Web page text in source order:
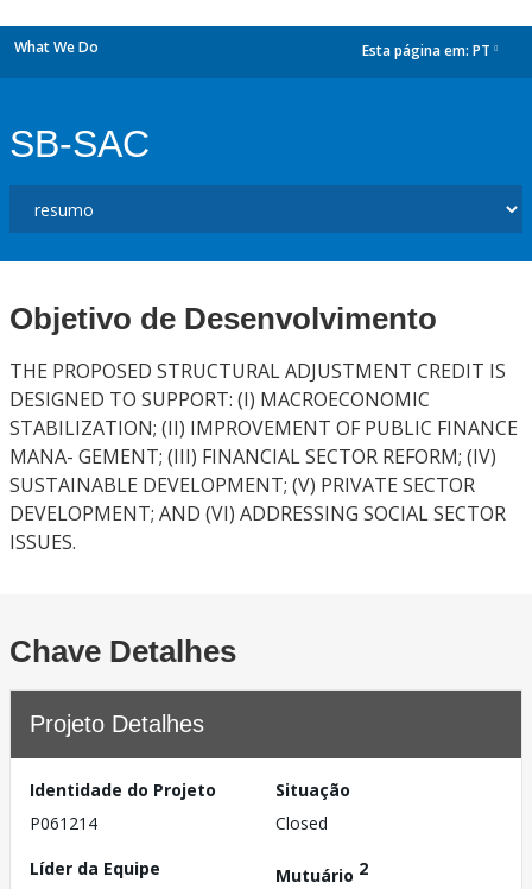
What We Do Esta página em: PT
SB-SAC
Objetivo de Desenvolvimento
THE PROPOSED STRUCTURAL ADJUSTMENT CREDIT IS
DESIGNED TO SUPPORT: (I) MACROECONOMIC
STABILIZATION; (II) IMPROVEMENT OF PUBLIC FINANCE
MANA- GEMENT; (III) FINANCIAL SECTOR REFORM; (IV)
SUSTAINABLE DEVELOPMENT; (V) PRIVATE SECTOR
DEVELOPMENT; AND (VI) ADDRESSING SOCIAL SECTOR
ISSUES.
Chave Detalhes
Projeto Detalhes
Identidade do Projeto
P061214
Situação
Closed
Líder da Equipe
Mutuário 2